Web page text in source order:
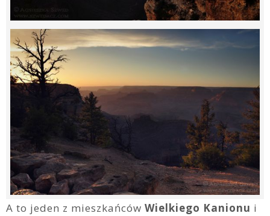
A to jeden z mieszkańców Wielkiego Kanionu i